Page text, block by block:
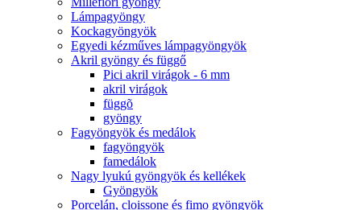
Lámpagyöngy
Kockagyöngyök
Egyedi kézműves lámpagyöngyök
Akril gyöngy és függő
Pici akril virágok - 6 mm
akril virágok
függõ
gyöngy
Fagyöngyök és medálok
fagyöngyök
famedálok
Nagy lyukú gyöngyök és kellékek
Gyöngyök
Porcelán, cloissone és fimo gyöngyök